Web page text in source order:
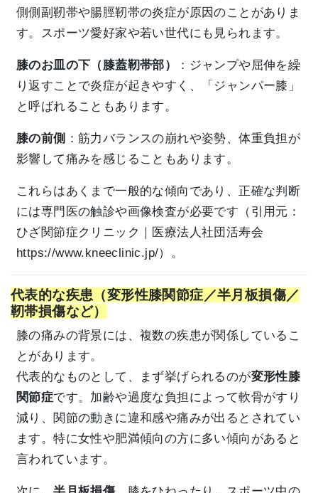
側側副靭帯や腸脛靭帯の炎症が原因のことがありま
す。スポーツ愛好家や若い世代にも見られます。
膝のお皿の下（膝蓋靭帯部）
：ジャンプや屈伸を繰
り返すことで炎症が起きやすく、「ジャンパー膝」
と呼ばれることもあります。
膝の前側 ：筋力バランスの崩れや姿勢、体重負担が
影響して痛みを感じることもあります。
これらはあくまで一般的な傾向であり、正確な判断
には専門医の触診や画像検査が必要です（引用元：
ひざ関節症クリニック｜医療法人社団活寿会
https://www.kneeclinic.jp/）。
代表的な疾患（変形性膝関節症／半月板損傷／
靭帯損傷など）
膝の痛みの背景には、複数の疾患が関係しているこ
とがあります。
代表的なものとして、まず挙げられるのが変形性膝
関節症です。加齢や過度な負担によって軟骨がすり
減り、関節の動きに違和感や痛みが出るとされてい
ます。特に女性や肥満傾向の方に多い傾向があると
言われています。